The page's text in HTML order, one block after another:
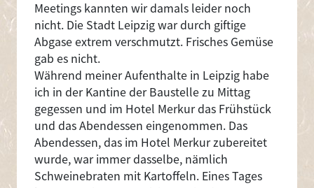
Meetings kannten wir damals leider noch
nicht. Die Stadt Leipzig war durch giftige
Abgase extrem verschmutzt. Frisches Gemüse
gab es nicht.
Während meiner Aufenthalte in Leipzig habe
ich in der Kantine der Baustelle zu Mittag
gegessen und im Hotel Merkur das Frühstück
und das Abendessen eingenommen. Das
Abendessen, das im Hotel Merkur zubereitet
wurde, war immer dasselbe, nämlich
Schweinebraten mit Kartoffeln. Eines Tages